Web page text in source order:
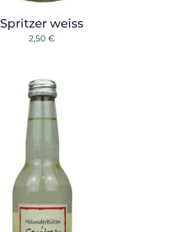
Spritzer weiss
2,50 €